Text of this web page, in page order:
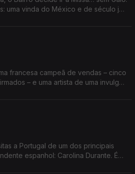
uma vinda do México e de século já
francesa campeã de vendas – cinco
– e uma artista de uma invulgar
a Portugal de um dos principais
espanhol: Carolina Durante. É